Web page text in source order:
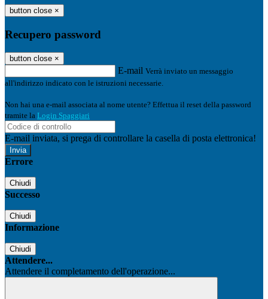
button close ×
Recupero password
button close ×
E-mail Verrà inviato un messaggio
all'indirizzo indicato con le istruzioni necessarie.
Non hai una e-mail associata al nome utente? Effettua il reset della password
tramite la Login Spaggiari
E-mail inviata, si prega di controllare la casella di posta elettronica!
Errore
Chiudi
Successo
Chiudi
Informazione
Chiudi
Attendere...
Attendere il completamento dell'operazione...